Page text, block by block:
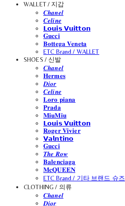
WALLET / 지갑
𝑪𝒉𝒂𝒏𝒆𝒍
𝑪𝒆𝒍𝒊𝒏𝒆
𝗟𝗼𝘂𝗶𝘀 𝗩𝘂𝗶𝘁𝘁𝗼𝗻
𝐆𝐮𝐜𝐜𝐢
𝐁𝐨𝐭𝐭𝐞𝐠𝐚 𝐕𝐞𝐧𝐞𝐭𝐚
ETC Brand / WALLET
SHOES / 신발
𝑪𝒉𝒂𝒏𝒆𝒍
𝐇𝐞𝐫𝐦𝐞𝐬
𝑫𝒊𝒐𝒓
𝑪𝒆𝒍𝒊𝒏𝒆
𝐋𝐨𝐫𝐨 𝐩𝐢𝐚𝐧𝐚
𝐏𝐫𝐚𝐝𝐚
𝐌𝐢𝐮𝐌𝐢𝐮
𝗟𝗼𝘂𝗶𝘀 𝗩𝘂𝗶𝘁𝘁𝗼𝗻
𝐑𝐨𝐠𝐞𝐫 𝐕𝐢𝐯𝐢𝐞𝐫
𝗩𝗮𝗹𝗻𝘁𝗶𝗻𝗼
𝐆𝐮𝐜𝐜𝐢
𝑻𝒉𝒆 𝑹𝒐𝒘
𝐁𝐚𝐥𝐞𝐧𝐜𝐢𝐚𝐠𝐚
𝐌𝐜𝐐𝐔𝐄𝐄𝐍
ETC Brand / 기타 브랜드 슈즈
CLOTHING / 의류
𝑪𝒉𝒂𝒏𝒆𝒍
𝑫𝒊𝒐𝒓